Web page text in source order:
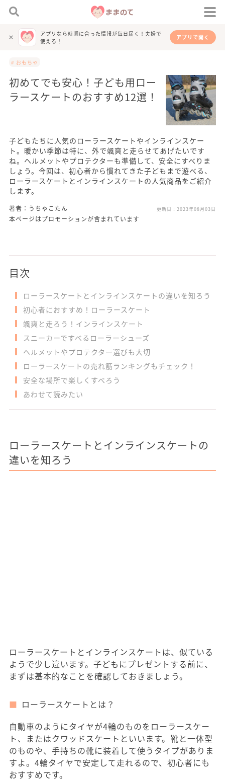
アプリなら時期に合った情報が毎日届く！夫婦で
使える！
アプリで開く
# おもちゃ
初めてでも安心！子ども用ロー
ラースケートのおすすめ12選！
子どもたちに人気のローラースケートやインラインスケー
ト。暖かい季節は特に、外で颯爽と走らせてあげたいです
ね。ヘルメットやプロテクターも準備して、安全にすべりま
しょう。今回は、初心者から慣れてきた子どもまで遊べる、
ローラースケートとインラインスケートの人気商品をご紹介
します。
著者：うちゃこたん 更新日： 2023年08月03日
本ページはプロモーションが含まれています
目次
ローラースケートとインラインスケートの違いを知ろう
初心者におすすめ！ローラースケート
颯爽と走ろう！インラインスケート
スニーカーですべるローラーシューズ
ヘルメットやプロテクター選びも大切
ローラースケートの売れ筋ランキングもチェック！
安全な場所で楽しくすべろう
あわせて読みたい
ローラースケートとインラインスケートの
違いを知ろう
ローラースケートとインラインスケートは、似ている
ようで少し違います。子どもにプレゼントする前に、
まずは基本的なことを確認しておきましょう。
ローラースケートとは？
自動車のようにタイヤが4輪のものをローラースケー
ト、またはクワッドスケートといいます。靴と一体型
のものや、手持ちの靴に装着して使うタイプがありま
すよ。4輪タイヤで安定して走れるので、初心者にも
おすすめです。